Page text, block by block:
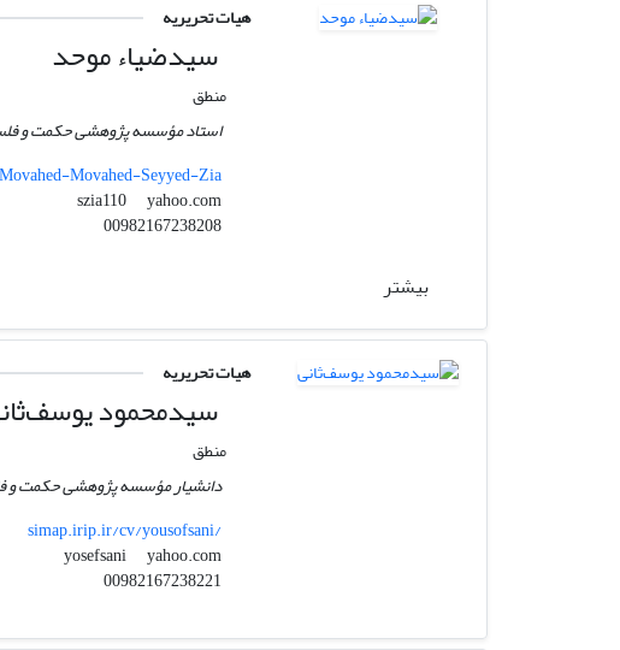
هیات تحریریه
سیدضیاء‌ موحد
منطق
استاد مؤسسه پژوهشی حکمت و
Movahed-Seyyed-Zia
yahoo.com
بیشتر
هیات تحریریه
سیدمحمود
منطق
دانشیار مؤسسه پژوهشی حکمت و
simap.irip.ir/cv/yousofsani/
yahoo.com